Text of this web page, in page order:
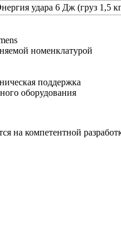
удара 6 Дж (груз 1,5
номенклатурой
поддержка
оборудования
на компетентной